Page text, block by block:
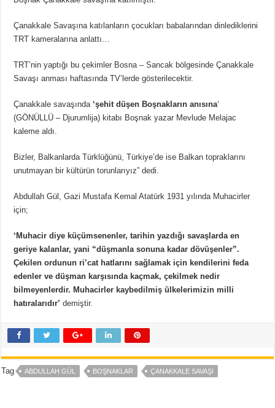
Çanakkale Savaşına katılanların çocukları babalarından dinlediklerini
TRT kameralarına anlattı…
TRT’nin yaptığı bu çekimler Bosna – Sancak bölgesinde Çanakkale
Savaşı anması haftasında TV’lerde gösterilecektir.
Çanakkale savaşında‘şehit düşen Boşnakların anısına‘
(GÖNÜLLÜ – Djurumlija) kitabı Boşnak yazar Mevlude Melajac
kaleme aldı.
Bizler, Balkanlarda Türklüğünü, Türkiye’de ise Balkan topraklarını
unutmayan bir kültürün torunlarıyız” dedi.
Abdullah Gül, Gazi Mustafa Kemal Atatürk 1931 yılında Muhacirler
için;
‘Muhacir diye küçümsenenler, tarihin yazdığı savaşlarda en
geriye kalanlar, yani “düşmanla sonuna kadar dövüşenler”.
Çekilen ordunun ri’cat hatlarını sağlamak için kendilerini feda
edenler ve düşman karşısında kaçmak, çekilmek nedir
bilmeyenlerdir. Muhacirler kaybedilmiş ülkelerimizin milli
hatıralarıdır’ demiştir.
Tag ABDULLAH GÜL BOŞNAKLAR ÇANAKKALE SAVAŞI